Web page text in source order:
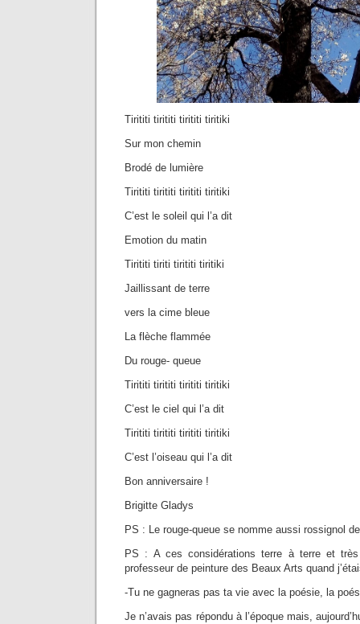
Tirititi tirititi tirititi tiritiki
Sur mon chemin
Brodé de lumière
Tirititi tirititi tirititi tiritiki
C’est le soleil qui l’a dit
Emotion du matin
Tirititi tiriti tirititi tiritiki
Jaillissant de terre
vers la cime bleue
La flèche flammée
Du rouge- queue
Tirititi tirititi tirititi tiritiki
C’est le ciel qui l’a dit
Tirititi tirititi tirititi tiritiki
C’est l’oiseau qui l’a dit
Bon anniversaire !
Brigitte Gladys
PS : Le rouge-queue se nomme aussi rossignol
PS : A ces considérations terre à terre et très
professeur de peinture des Beaux Arts quand
-Tu ne gagneras pas ta vie avec la poésie, la
Je n’avais pas répondu à l’époque mais,